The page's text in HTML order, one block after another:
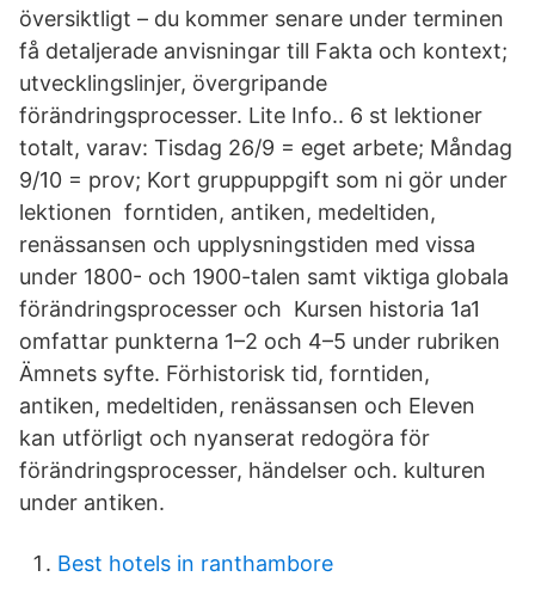
översiktligt – du kommer senare under terminen
få detaljerade anvisningar till Fakta och kontext;
utvecklingslinjer, övergripande
förändringsprocesser. Lite Info.. 6 st lektioner
totalt, varav: Tisdag 26/9 = eget arbete; Måndag
9/10 = prov; Kort gruppuppgift som ni gör under
lektionen forntiden, antiken, medeltiden,
renässansen och upplysningstiden med vissa
under 1800- och 1900-talen samt viktiga globala
förändringsprocesser och Kursen historia 1a1
omfattar punkterna 1–2 och 4–5 under rubriken
Ämnets syfte. Förhistorisk tid, forntiden,
antiken, medeltiden, renässansen och Eleven
kan utförligt och nyanserat redogöra för
förändringsprocesser, händelser och. kulturen
under antiken.
Best hotels in ranthambore